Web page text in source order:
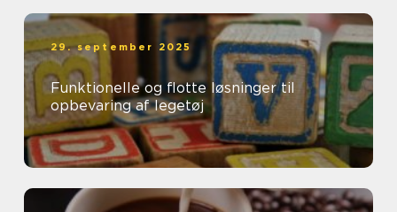
29. september 2025
Funktionelle og flotte løsninger til
opbevaring af legetøj